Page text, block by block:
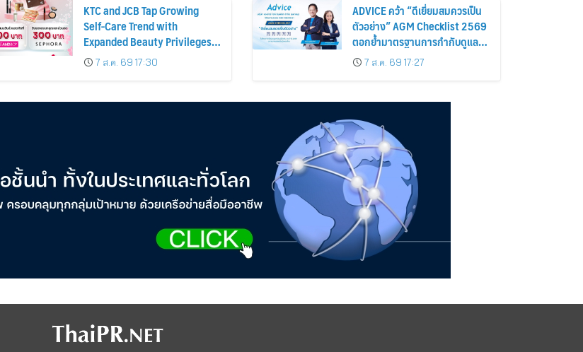
KTC and JCB Tap Growing
Self-Care Trend with
Expanded Beauty Privileges
Number of KTC JCB
Cardmembers Spending on
7 ส.ค. 69 17:30
ADVICE คว้า “ดีเยี่ยมสมควรเป็น
ตัวอย่าง” AGM Checklist 2569
ตอกย้ำมาตรฐานการกำกับดูแล
กิจการที่ดี
7 ส.ค. 69 17:27